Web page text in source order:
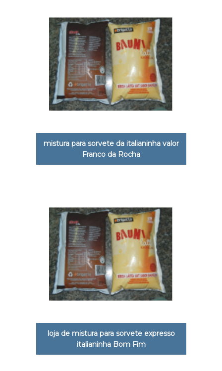
mistura para sorvete da italianinha valor
Franco da Rocha
loja de mistura para sorvete expresso
italianinha Bom Fim